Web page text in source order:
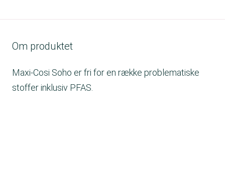
Om produktet
Maxi-Cosi Soho er fri for en række problematiske
stoffer inklusiv PFAS.